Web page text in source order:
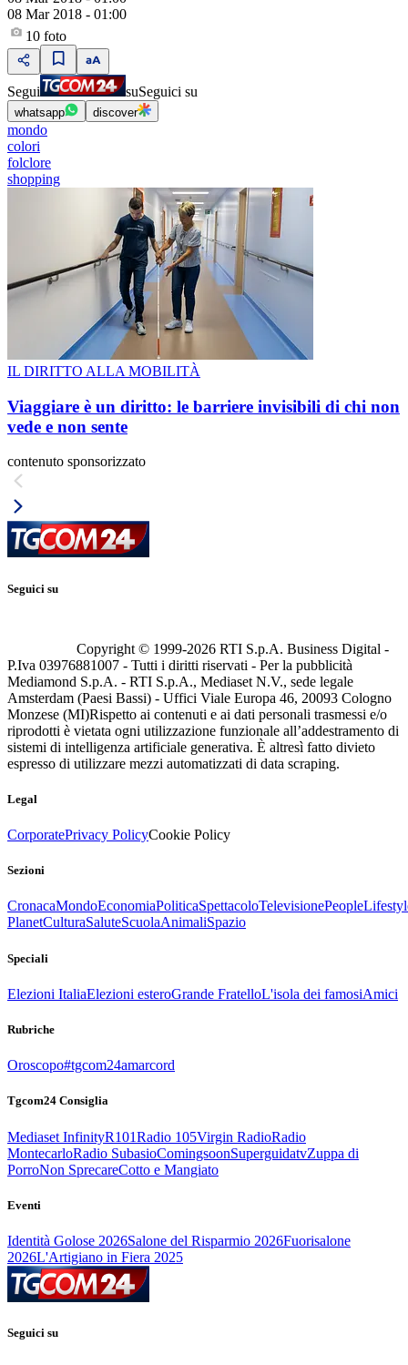
08 Mar 2018 - 01:00
10 foto
Segui suSeguici su
whatsapp discover
mondo
colori
folclore
shopping
IL DIRITTO ALLA MOBILITÀ
Viaggiare è un diritto: le barriere invisibili di chi non
vede e non sente
contenuto sponsorizzato
Seguici su
Copyright © 1999-2026 RTI S.p.A. Business Digital -
P.Iva 03976881007 - Tutti i diritti riservati - Per la pubblicità
Mediamond S.p.A. - RTI S.p.A., Mediaset N.V., sede legale
Amsterdam (Paesi Bassi) - Uffici Viale Europa 46, 20093 Cologno
Monzese (MI)Rispetto ai contenuti e ai dati personali trasmessi e/o
riprodotti è vietata ogni utilizzazione funzionale all’addestramento di
sistemi di intelligenza artificiale generativa. È altresì fatto divieto
espresso di utilizzare mezzi automatizzati di data scraping.
Legal
CorporatePrivacy PolicyCookie Policy
Sezioni
CronacaMondoEconomiaPoliticaSpettacoloTelevisionePeople
PlanetCulturaSaluteScuolaAnimaliSpazio
Speciali
Elezioni ItaliaElezioni esteroGrande FratelloL'isola dei famosiAmici
Rubriche
Oroscopo#tgcom24amarcord
Tgcom24 Consiglia
Mediaset InfinityR101Radio 105Virgin RadioRadio
MontecarloRadio SubasioComingsoonSuperguidatvZuppa di
PorroNon SprecareCotto e Mangiato
Eventi
Identità Golose 2026Salone del Risparmio 2026Fuorisalone
2026L'Artigiano in Fiera 2025
Seguici su